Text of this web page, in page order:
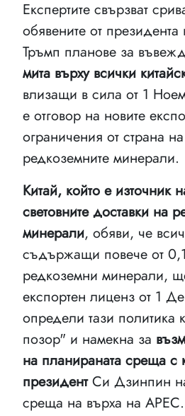
Експертите свързват
обявените от
Тръмп планове за
мита върху всички
влизащи в сила от 1
е отговор на новите
ограничения от страна
редкоземните минерали.
Китай, който е източник
световните доставки на
минерали, обяви, че
съдържащи повече от
редкоземни минерали,
експортен лиценз от 1
определи тази политика
позор" и намекна за
на планираната среща с
президентСи Дзинпин
среща на върха на APEC.